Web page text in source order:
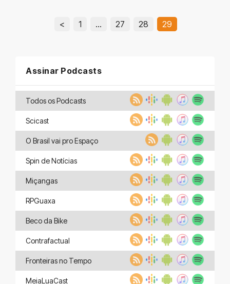
< 1 … 27 28 29
Assinar Podcasts
Todos os Podcasts
Scicast
O Brasil vai pro Espaço
Spin de Notícias
Miçangas
RPGuaxa
Beco da Bike
Contrafactual
Fronteiras no Tempo
MeiaLuaCast